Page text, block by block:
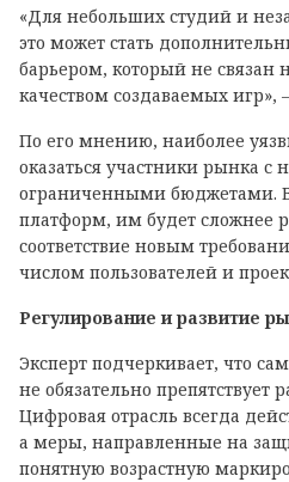
«Для небольших студий и
это может стать
барьером, который не связан
качеством создаваемых игр»,
По его мнению, наиболее
оказаться участники рынка
ограниченными бюджетами.
платформ, им будет сложнее
соответствие новым
числом пользователей и
Регулирование и развитие
Эксперт подчеркивает, что
не обязательно препятствует
Цифровая отрасль всегда
а меры, направленные на
понятную возрастную